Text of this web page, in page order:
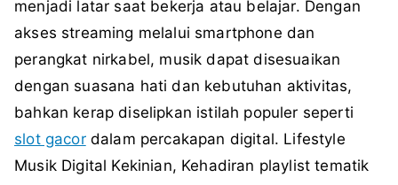
menjadi latar saat bekerja atau belajar. Dengan
akses streaming melalui smartphone dan
perangkat nirkabel, musik dapat disesuaikan
dengan suasana hati dan kebutuhan aktivitas,
bahkan kerap diselipkan istilah populer seperti
slot gacordalam percakapan digital. Lifestyle
Musik Digital Kekinian, Kehadiran playlist tematik